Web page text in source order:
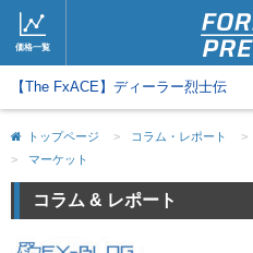
価格一覧
ホーム
取引会社
ツイッター
【The FxACE】ディーラー烈士伝
トップページ > コラム・レポート >
>
マーケット
コラム & レポート